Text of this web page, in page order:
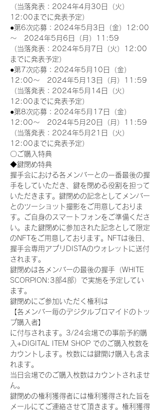
（当落発表：2024年4月30日（火）
12:00までに発表予定）
●第6次応募：2024年5月3日（金）12:00
～　2024年5月6日（月）11:59
（当落発表：2024年5月7日（火）12:00
までに発表予定）
●第7次応募：2024年5月10日（金）
12:00～　2024年5月13日（月）11:59
（当落発表：2024年5月14日（火）
12:00までに発表予定）
●第8次応募：2024年5月17日（金）
12:00～　2024年5月20日（月）11:59
（当落発表：2024年5月21日（火）
12:00までに発表予定）
〇ご購入特典
◆鍵閉め特典
握手会における各メンバーとの一番最後の握
手をしていただき、鍵を閉める役割を担って
いただきます。鍵閉めの記念としてメンバー
とのツーショット撮影をご用意しておりま
す。ご自身のスマートフォンをご準備くださ
い。また鍵閉めに参加された記念として限定
のNFTをご用意しております。NFTは後日、
握手会専用アプリDISTAのウォレットに送付
されます。
鍵閉めは各メンバーの最後の握手（WHITE
SCORPION:3部4部）で実施を予定してい
ます。
鍵閉めにご参加いただく権利は
【各メンバー毎のデジタルブロマイドのトッ
プ購入者】
に付与されます。3/24会場での事前予約購
入+DIGITAL ITEM SHOP でのご購入枚数を
カウントします。枚数には鍵開け購入も含ま
れます。
当日会場でのご購入枚数はカウントされませ
ん。
鍵閉めの権利獲得者には権利獲得された旨を
メールにてご連絡させて頂きます。権利獲得